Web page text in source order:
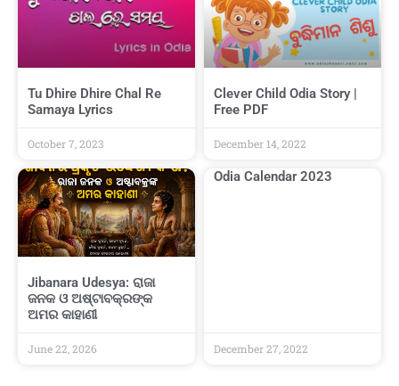
Tu Dhire Dhire Chal Re
Samaya Lyrics
October 7, 2023
Clever Child Odia Story |
Free PDF
December 14, 2022
Jibanara Udesya: ରାଜା
ଜନକ ଓ ଅଷ୍ଟାବକ୍ରଙ୍କ
ଅମର କାହାଣୀ
June 22, 2026
Odia Calendar 2023
December 27, 2022